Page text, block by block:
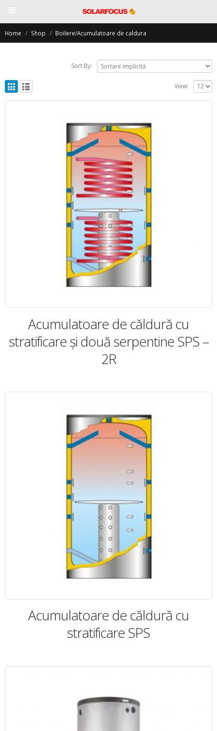
Home Shop Boilere/Acumulatoare de caldura
Sort By:
View:
Acumulatoare de căldură cu
stratificare şi două serpentine SPS –
2R
Acumulatoare de căldură cu
stratificare SPS